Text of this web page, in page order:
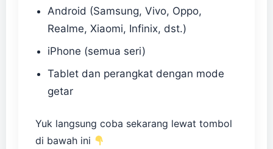
Android (Samsung, Vivo, Oppo,
Realme, Xiaomi, Infinix, dst.)
iPhone (semua seri)
Tablet dan perangkat dengan mode
getar
Yuk langsung coba sekarang lewat tombol
di bawah ini